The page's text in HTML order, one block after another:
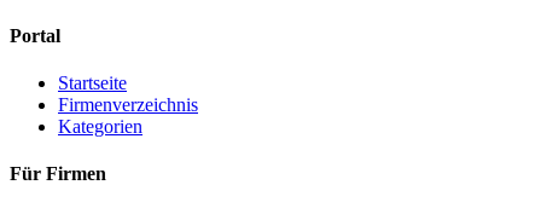
Portal
Startseite
Firmenverzeichnis
Kategorien
Für Firmen